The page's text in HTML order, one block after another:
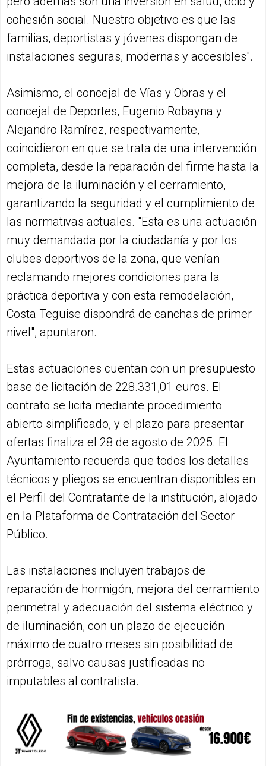
cohesión social. Nuestro objetivo es que las
familias, deportistas y jóvenes dispongan de
instalaciones seguras, modernas y accesibles".
Asimismo, el concejal de Vías y Obras y el
concejal de Deportes, Eugenio Robayna y
Alejandro Ramírez, respectivamente,
coincidieron en que se trata de una intervención
completa, desde la reparación del firme hasta la
mejora de la iluminación y el cerramiento,
garantizando la seguridad y el cumplimiento de
las normativas actuales. "Esta es una actuación
muy demandada por la ciudadanía y por los
clubes deportivos de la zona, que venían
reclamando mejores condiciones para la
práctica deportiva y con esta remodelación,
Costa Teguise dispondrá de canchas de primer
nivel", apuntaron.
Estas actuaciones cuentan con un presupuesto
base de licitación de 228.331,01 euros. El
contrato se licita mediante procedimiento
abierto simplificado, y el plazo para presentar
ofertas finaliza el 28 de agosto de 2025. El
Ayuntamiento recuerda que todos los detalles
técnicos y pliegos se encuentran disponibles en
el Perfil del Contratante de la institución, alojado
en la Plataforma de Contratación del Sector
Público.
Las instalaciones incluyen trabajos de
reparación de hormigón, mejora del cerramiento
perimetral y adecuación del sistema eléctrico y
de iluminación, con un plazo de ejecución
máximo de cuatro meses sin posibilidad de
prórroga, salvo causas justificadas no
imputables al contratista.